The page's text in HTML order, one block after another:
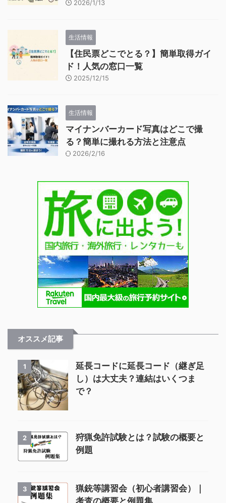
2026/1/13
生活情報
【住民票どこでとる？】簡単取得ガイ
ド！人気の窓口一覧
2025/12/15
生活情報
マイナンバーカード写真はどこで撮
る？簡単に撮れる方法と注意点
2026/2/16
オススメ記事
1
延長コードに延長コード（継ぎ足
し）は大丈夫？連結はいくつま
で？
2
狩猟免許試験とは？試験の概要と
例題
3
猟銃等講習会（初心者講習会）｜
考査の概要と例題集